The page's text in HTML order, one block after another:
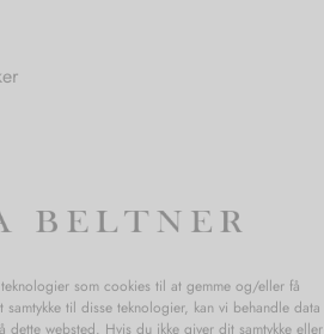
som cookies til at gemme og/eller få
til disse teknologier, kan vi behandle data
websted. Hvis du ikke giver dit samtykke eller